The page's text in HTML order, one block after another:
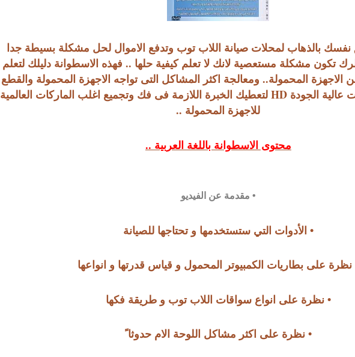
بالذهاب لمحلات صيانة اللاب توب وتدفع الاموال لحل مشكلة بسيطة جدا
تكون مشكلة مستعصية لانك لا تعلم كيفية حلها .. فهذه الاسطوانة دليلك لتعلم
الاجهزة المحمولة.. ومعالجة اكثر المشاكل التى تواجه الاجهزة المحمولة والقطع
وتركيبها .. بفيديوهات عالية الجودة HD لتعطيك الخبرة اللازمة فى فك وتجميع اغلب الماركات العالمية
للاجهزة المحمولة ..
محتوى الاسطوانة باللغة العربية ..
• مقدمة عن الفيديو
• الأدوات التي ستستخدمها و تحتاجها للصيانة
نظرة على بطاريات الكمبيوتر المحمول و قياس قدرتها و انواعها
• نظرة على انواع سواقات اللاب توب و طريقة فكها
• نظرة على اكثر مشاكل اللوحة الام حدوثا ً